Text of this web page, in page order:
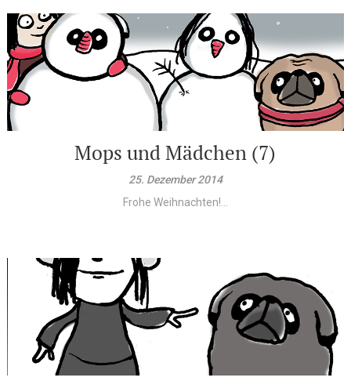
Mops und Mädchen (7)
25. Dezember 2014
Frohe Weihnachten!...